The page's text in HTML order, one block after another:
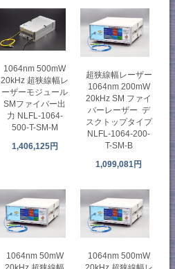
1064nm 500mW
20kHz 超狭線幅レ
ーザーモジュール
SMファイバー出
力 NLFL-1064-
500-T-SM-M
1,406,125円
超狭線幅レーザー
1064nm 200mW
20kHz SM ファイ
バーレーザー デ
スクトップタイプ
NLFL-1064-200-
T-SM-B
1,099,081円
1064nm 50mW
1064nm 500mW